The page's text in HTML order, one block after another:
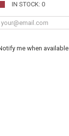
IN STOCK: 0
me when available